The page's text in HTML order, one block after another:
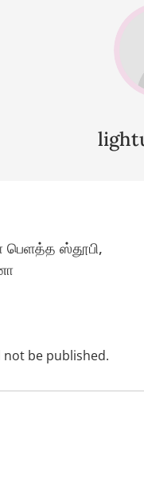
பெளத்த ஸ்தூபி,
be published.